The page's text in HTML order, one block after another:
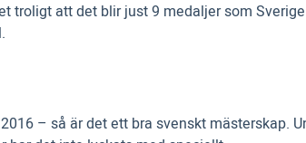
att det blir just 9 medaljer som
– så är det ett bra svenskt mästerskap.